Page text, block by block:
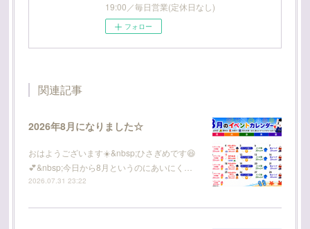
19:00／毎日営業(定休日なし)
フォロー
関連記事
2026年8月になりました☆
おはようございます☀️&nbsp;ひさぎめです😆
💕&nbsp;今日から8月というのにあいにく…
2026.07.31 23:22